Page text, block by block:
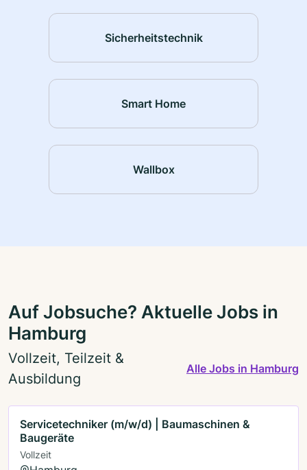
Sicherheitstechnik
Smart Home
Wallbox
Auf Jobsuche? Aktuelle Jobs in
Hamburg
Vollzeit, Teilzeit &
Ausbildung
Alle Jobs in Hamburg
Servicetechniker (m/w/d) | Baumaschinen &
Baugeräte
Vollzeit